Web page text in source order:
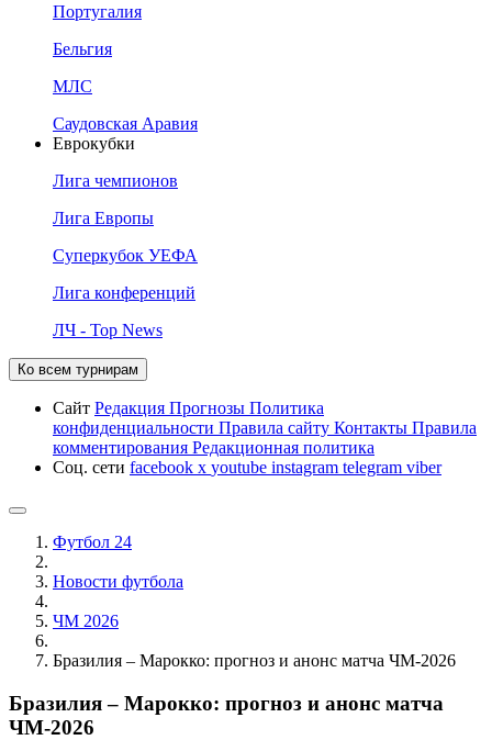
Португалия
Бельгия
МЛС
Саудовская Аравия
Еврокубки
Лига чемпионов
Лига Европы
Суперкубок УЕФА
Лига конференций
ЛЧ - Top News
Ко всем турнирам
Сайт Редакция Прогнозы Политика
конфиденциальности Правила сайту Контакты Правила
комментирования Редакционная политика
Соц. сети facebook x youtube instagram telegram viber
Футбол 24
Новости футбола
ЧМ 2026
Бразилия – Марокко: прогноз и анонс матча ЧМ-2026
Бразилия – Марокко: прогноз и анонс матча
ЧМ-2026